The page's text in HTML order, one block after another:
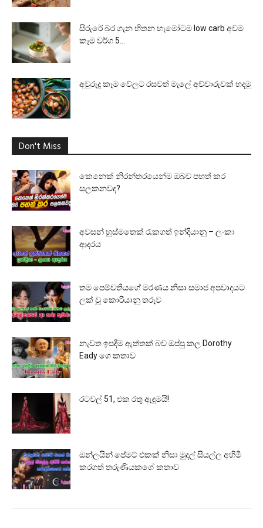
සිරුරේ බර ගැන හිතන හැමෝටම low carb අවම
කෑම වර්ග 5...
අවුරුදු කෑම වේලට රසවත් මැලේ අච්චාරුවක් හදමු
Don't Miss
කෙනෙක් නිරන්තරයෙන්ම ඔබව පහත් කර
සලකනවද?
අවසන් හුස්මතෙක් රැකගත් ඉන්දියානු – ලංකා
ආදරය
තම පෙම්වතියගේ මරණය නිසා සමාජ අපවාදයට
ලක් වූ කොරියානු තරුව
නැවත ඉපදීම ඇත්තක් බව ඔප්පු කල Dorothy
Eady ගෙ කතාව
රටවල් 51, එක රතු ඇඳුමයි!
ඔන්ලයින් පේමට් එකක් නිසා මුදල් සියල්ල අහිමි
කරගත් තරුණියකගේ කතාව